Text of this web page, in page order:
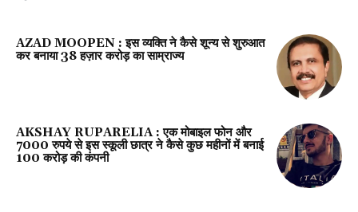
AZAD MOOPEN : इस व्यक्ति ने कैसे शून्य से शुरुआत
कर बनाया 38 हज़ार करोड़ का साम्राज्य
AKSHAY RUPARELIA : एक मोबाइल फोन और
7000 रुपये से इस स्कूली छात्र ने कैसे कुछ महीनों में बनाई
100 करोड़ की कंपनी